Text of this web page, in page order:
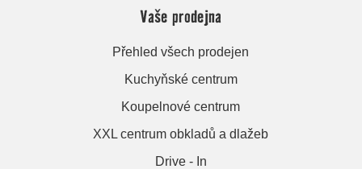
Vaše prodejna
Přehled všech prodejen
Kuchyňské centrum
Koupelnové centrum
XXL centrum obkladů a dlažeb
Drive - In